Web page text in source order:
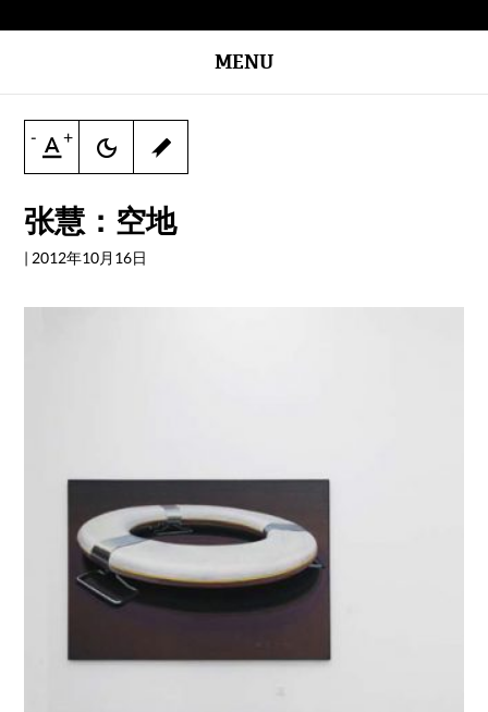
MENU
- +
张慧：空地
| 2012年10月16日